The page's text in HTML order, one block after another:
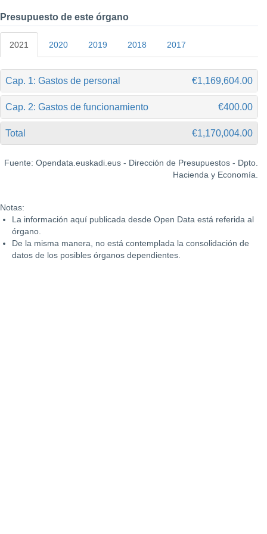
Presupuesto de este órgano
2021 2020 2019 2018 2017
Cap. 1: Gastos de personal €1,169,604.00
Cap. 2: Gastos de funcionamiento €400.00
Total €1,170,004.00
Fuente: Opendata.euskadi.eus - Dirección de Presupuestos - Dpto.
Hacienda y Economía.
Notas:
La información aquí publicada desde Open Data está referida al
órgano.
De la misma manera, no está contemplada la consolidación de
datos de los posibles órganos dependientes.